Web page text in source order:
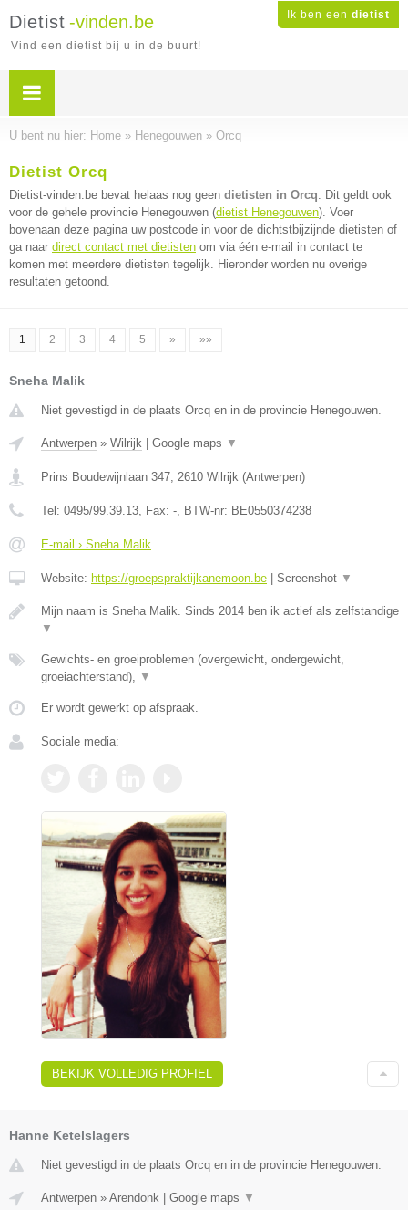
Ik ben een dietist
Dietist -vinden.be
Vind een dietist bij u in de buurt!
U bent nu hier: Home » Henegouwen » Orcq
Dietist Orcq
Dietist-vinden.be bevat helaas nog geen dietisten in Orcq. Dit geldt ook
voor de gehele provincie Henegouwen (dietist Henegouwen). Voer
bovenaan deze pagina uw postcode in voor de dichtstbijzijnde dietisten of
ga naar direct contact met dietisten om via één e-mail in contact te
komen met meerdere dietisten tegelijk. Hieronder worden nu overige
resultaten getoond.
1 2 3 4 5 » »»
Sneha Malik
Niet gevestigd in de plaats Orcq en in de provincie Henegouwen.
Antwerpen » Wilrijk Google maps ▼
Prins Boudewijnlaan 347, 2610 Wilrijk (Antwerpen)
Tel: 0495/99.39.13, Fax: -, BTW-nr: BE0550374238
E-mail › Sneha Malik
Website: https://groepspraktijkanemoon.be Screenshot ▼
Mijn naam is Sneha Malik. Sinds 2014 ben ik actief als zelfstandige
▼
Gewichts- en groeiproblemen (overgewicht, ondergewicht,
groeiachterstand), ▼
Er wordt gewerkt op afspraak.
Sociale media:
BEKIJK VOLLEDIG PROFIEL
Hanne Ketelslagers
Niet gevestigd in de plaats Orcq en in de provincie Henegouwen.
Antwerpen » Arendonk | Google maps ▼